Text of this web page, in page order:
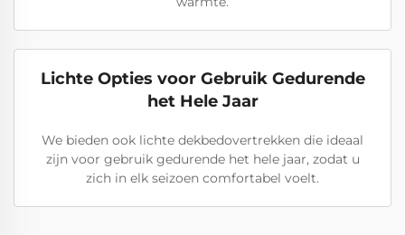
Lichte Opties voor Gebruik Gedurende
het Hele Jaar
We bieden ook lichte dekbedovertrekken die ideaal
zijn voor gebruik gedurende het hele jaar, zodat u
zich in elk seizoen comfortabel voelt.